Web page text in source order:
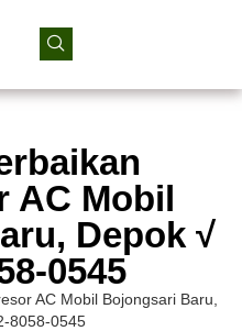
AC Mobil
Depok √
0545
AC Mobil Bojongsari Baru,
8058-0545